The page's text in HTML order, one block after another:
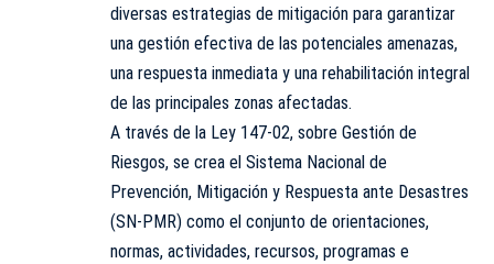
diversas estrategias de mitigación para garantizar
una gestión efectiva de las potenciales amenazas,
una respuesta inmediata y una rehabilitación integral
de las principales zonas afectadas.
A través de la Ley 147-02, sobre Gestión de
Riesgos, se crea el Sistema Nacional de
Prevención, Mitigación y Respuesta ante Desastres
(SN-PMR) como el conjunto de orientaciones,
normas, actividades, recursos, programas e